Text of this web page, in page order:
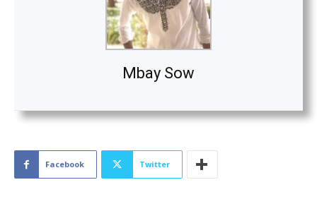
Mbay Sow
Facebook Twitter